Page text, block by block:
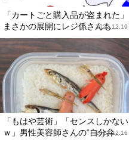
「カートごと購入品が盗まれた」
まさかの展開にレジ係さんも...
2022.12.19
「もはや芸術」「センスしかない
ｗ」男性美容師さんの“自分弁...
2022.12.16